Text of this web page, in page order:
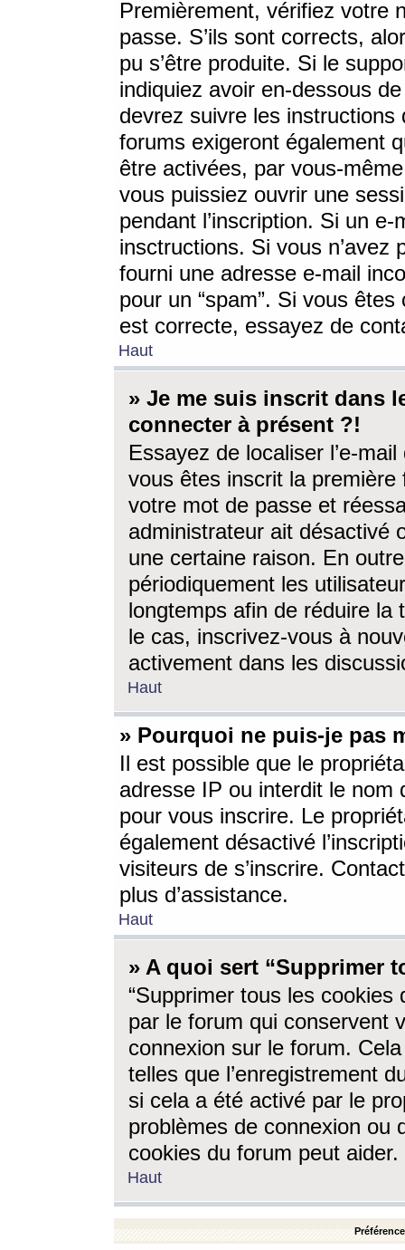
Premièrement, vérifiez votre
passe. S’ils sont corrects,
pu s’être produite. Si le
indiquiez avoir en-dessous
devrez suivre les
forums exigeront également
être activées, par vous-
vous puissiez ouvrir une
pendant l’inscription. Si un
insctructions. Si vous n’avez
fourni une adresse e-mail
pour un “spam”. Si vous
est correcte, essayez de
Haut
» Je me suis inscrit dans
connecter à présent ?!
Essayez de localiser l’e-
vous êtes inscrit la première
votre mot de passe et
administrateur ait désactivé
une certaine raison. En
périodiquement les
longtemps afin de réduire la
le cas, inscrivez-vous à
activement dans les
Haut
» Pourquoi ne puis-je pas
Il est possible que le
adresse IP ou interdit le nom
pour vous inscrire. Le
également désactivé
visiteurs de s’inscrire.
plus d’assistance.
Haut
» A quoi sert “Supprimer
“Supprimer tous les cookies
par le forum qui conservent
connexion sur le forum.
telles que l’enregistrement
si cela a été activé par le
problèmes de connexion ou
cookies du forum peut aider.
Haut